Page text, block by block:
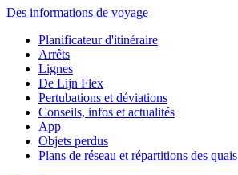
Des informations de voyage
Planificateur d'itinéraire
Arrêts
Lignes
De Lijn Flex
Pertubations et déviations
Conseils, infos et actualités
App
Objets perdus
Plans de réseau et répartitions des quais